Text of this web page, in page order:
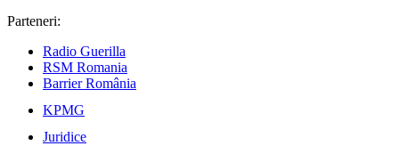
Parteneri:
Radio Guerilla
RSM Romania
Barrier România
KPMG
Juridice